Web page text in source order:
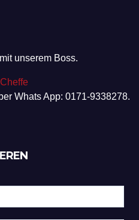
unserem Boss.
Whats App: 0171-9338278.